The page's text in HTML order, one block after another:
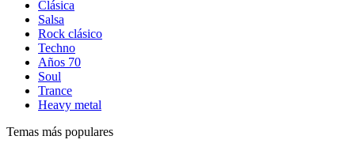
Clásica
Salsa
Rock clásico
Techno
Años 70
Soul
Trance
Heavy metal
Temas más populares